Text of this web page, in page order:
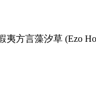
方言藻汐草 (Ezo